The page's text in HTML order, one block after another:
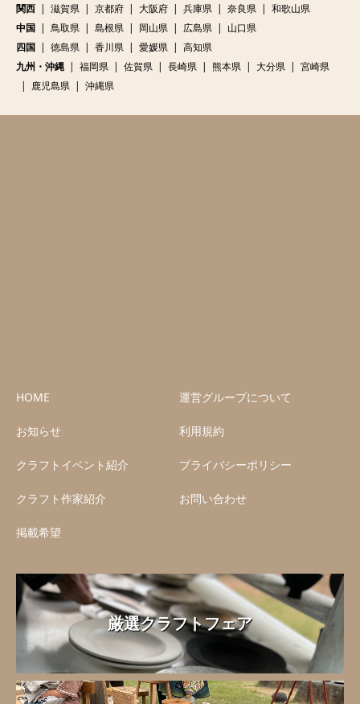
関西
滋賀県 京都府 大阪府 兵庫県 奈良県
和歌山県
中国
鳥取県 島根県 岡山県 広島県
山口県
四国
徳島県 香川県 愛媛県
高知県
九州・沖縄
福岡県 佐賀県 長崎県 熊本県 大分県
宮崎県
鹿児島県
沖縄県
HOME
お知らせ
クラフトイベント紹介
クラフト作家紹介
掲載希望
運営グループについて
利用規約
プライバシーポリシー
お問い合わせ
厳選クラフトフェア